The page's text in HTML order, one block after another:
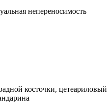
непереносимость
косточки, цетеариловый